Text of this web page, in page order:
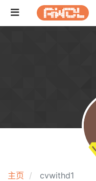
主页 cvwithd1